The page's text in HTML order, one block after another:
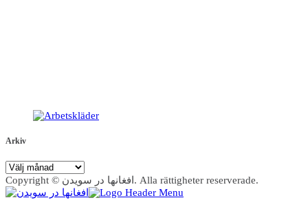
Arkiv
Arkiv
Copyright © افغانها در سویدن. Alla rättigheter reserverade.